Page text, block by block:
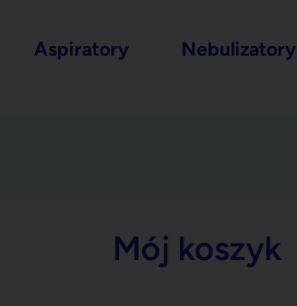
Aspiratory Nebulizatory
Mój koszyk